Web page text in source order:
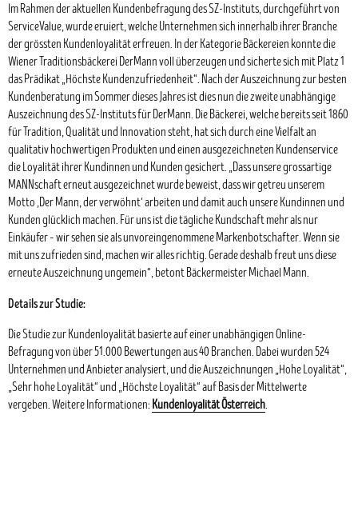
Im Rahmen der aktuellen Kundenbefragung des SZ-Instituts, durchgeführt von
ServiceValue, wurde eruiert, welche Unternehmen sich innerhalb ihrer Branche
der grössten Kundenloyalität erfreuen. In der Kategorie Bäckereien konnte die
Wiener Traditionsbäckerei DerMann voll überzeugen und sicherte sich mit Platz 1
das Prädikat „Höchste Kundenzufriedenheit“. Nach der Auszeichnung zur besten
Kundenberatung im Sommer dieses Jahres ist dies nun die zweite unabhängige
Auszeichnung des SZ-Instituts für DerMann. Die Bäckerei, welche bereits seit 1860
für Tradition, Qualität und Innovation steht, hat sich durch eine Vielfalt an
qualitativ hochwertigen Produkten und einen ausgezeichneten Kundenservice
die Loyalität ihrer Kundinnen und Kunden gesichert. „Dass unsere grossartige
MANNschaft erneut ausgezeichnet wurde beweist, dass wir getreu unserem
Motto ‚Der Mann, der verwöhnt‘ arbeiten und damit auch unsere Kundinnen und
Kunden glücklich machen. Für uns ist die tägliche Kundschaft mehr als nur
Einkäufer – wir sehen sie als unvoreingenommene Markenbotschafter. Wenn sie
mit uns zufrieden sind, machen wir alles richtig. Gerade deshalb freut uns diese
erneute Auszeichnung ungemein“, betont Bäckermeister Michael Mann.
Details zur Studie:
Die Studie zur Kundenloyalität basierte auf einer unabhängigen Online-
Befragung von über 51.000 Bewertungen aus 40 Branchen. Dabei wurden 524
Unternehmen und Anbieter analysiert, und die Auszeichnungen „Hohe Loyalität“,
„Sehr hohe Loyalität“ und „Höchste Loyalität“ auf Basis der Mittelwerte
vergeben. Weitere Informationen: Kundenloyalität Österreich.